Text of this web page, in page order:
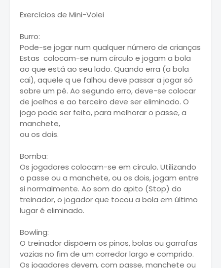
Exercícios de Mini-Volei
Burro:
Pode-se jogar num qualquer número de crianças
Estas colocam-se num círculo e jogam a bola
ao que está ao seu lado. Quando erra (a bola
cai), aquele q ue falhou deve passar a jogar só
sobre um pé. Ao segundo erro, deve-se colocar
de joelhos e ao terceiro deve ser eliminado. O
jogo pode ser feito, para melhorar o passe, a
manchete,
ou os dois.
Bomba:
Os jogadores colocam-se em círculo. Utilizando
o passe ou a manchete, ou os dois, jogam entre
si normalmente. Ao som do apito (Stop) do
treinador, o jogador que tocou a bola em último
lugar é eliminado.
Bowling:
O treinador dispõem os pinos, bolas ou garrafas
vazias no fim de um corredor largo e comprido.
Os jogadores devem, com passe, manchete ou